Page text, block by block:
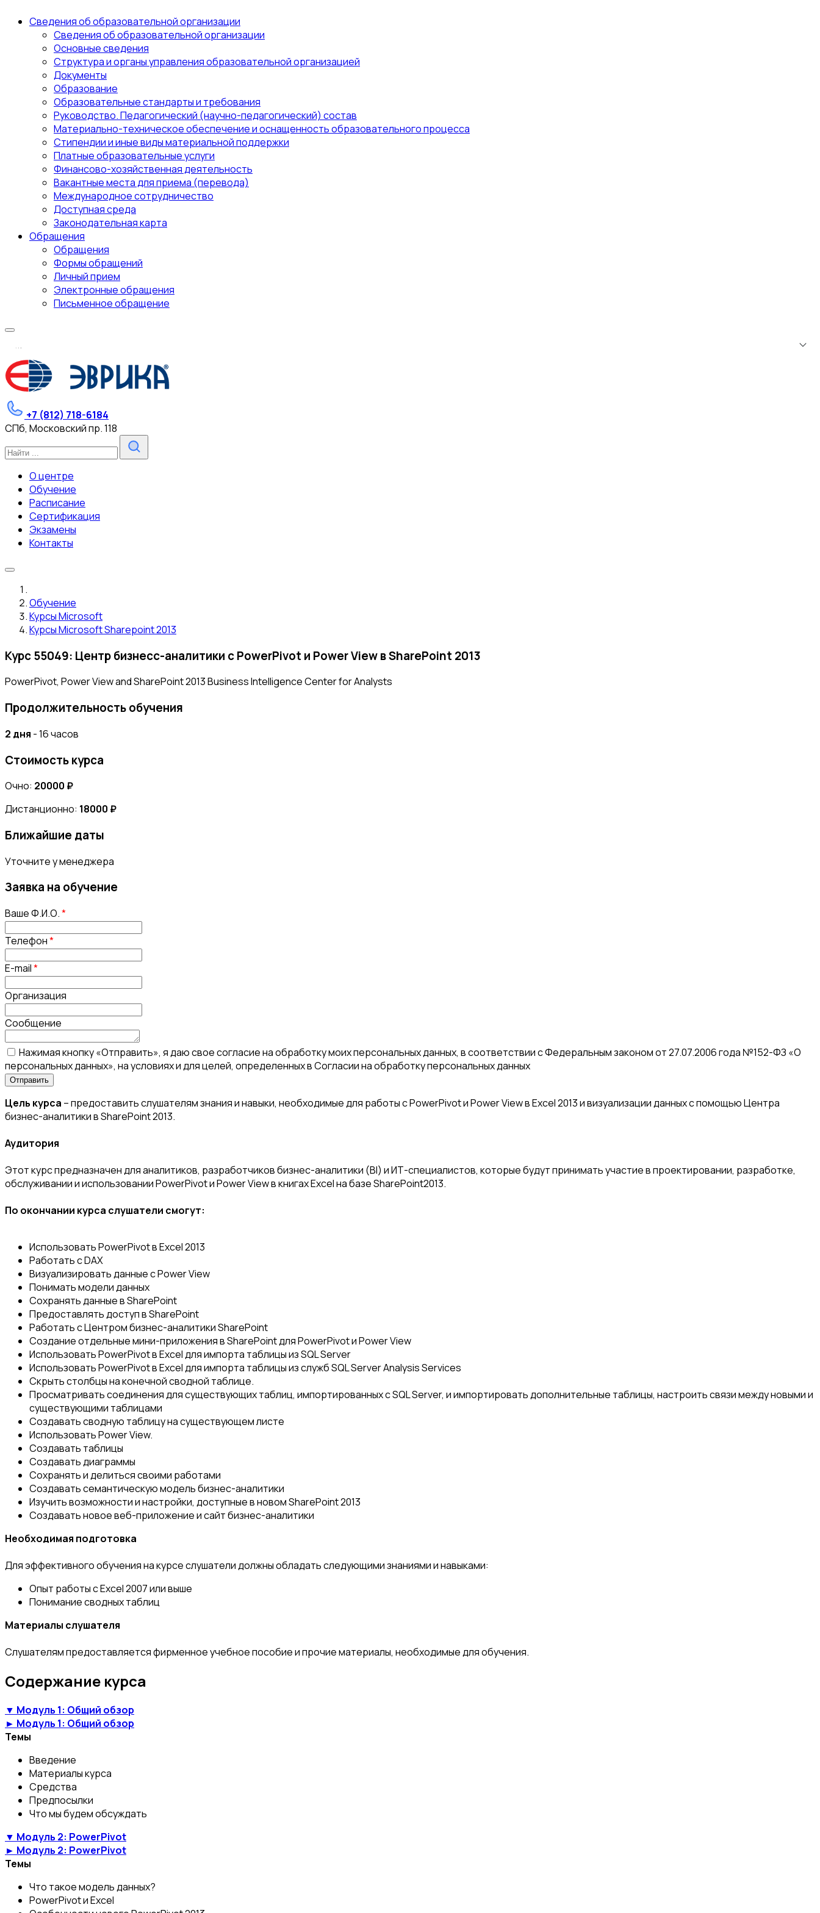
Сведения об образовательной организации
Сведения об образовательной организации
Основные сведения
Структура и органы управления образовательной организацией
Документы
Образование
Образовательные стандарты и требования
Руководство. Педагогический (научно-педагогический) состав
Материально-техническое обеспечение и оснащенность образовательного процесса
Стипендии и иные виды материальной поддержки
Платные образовательные услуги
Финансово-хозяйственная деятельность
Вакантные места для приема (перевода)
Международное сотрудничество
Доступная среда
Законодательная карта
Обращения
Обращения
Формы обращений
Личный прием
Электронные обращения
Письменное обращение
...
+7 (812) 718-6184
СПб, Московский пр. 118
О центре
Обучение
Расписание
Сертификация
Экзамены
Контакты
Обучение
Курсы Microsoft
Курсы Microsoft Sharepoint 2013
Курс 55049: Центр бизнесс-аналитики с PowerPivot и Power View в SharePoint 2013
PowerPivot, Power View and SharePoint 2013 Business Intelligence Center for Analysts
Продолжительность обучения
2 дня - 16 часов
Стоимость курса
Очно: 20000 ₽
Дистанционно: 18000 ₽
Ближайшие даты
Уточните у менеджера
Заявка на обучение
Ваше Ф.И.О.*
Телефон*
E-mail*
Организация
Сообщение
Нажимая кнопку «Отправить», я даю свое согласие на обработку моих персональных данных, в соответствии с Федеральным законом от 27.07.2006 года №152-ФЗ «О
персональных данных», на условиях и для целей, определенных в Согласии на обработку персональных данных
Цель курса – предоставить слушателям знания и навыки, необходимые для работы с PowerPivot и Power View в Excel 2013 и визуализации данных с помощью Центра
бизнес-аналитики в SharePoint 2013.
Аудитория
Этот курс предназначен для аналитиков, разработчиков бизнес-аналитики (BI) и ИТ-специалистов, которые будут принимать участие в проектировании, разработке,
обслуживании и использовании PowerPivot и Power View в книгах Excel на базе SharePoint2013.
По окончании курса слушатели смогут:
Использовать PowerPivot в Excel 2013
Работать с DAX
Визуализировать данные с Power View
Понимать модели данных
Сохранять данные в SharePoint
Предоставлять доступ в SharePoint
Работать с Центром бизнес-аналитики SharePoint
Создание отдельные мини-приложения в SharePoint для PowerPivot и Power View
Использовать PowerPivot в Excel для импорта таблицы из SQL Server
Использовать PowerPivot в Excel для импорта таблицы из служб SQL Server Analysis Services
Скрыть столбцы на конечной сводной таблице.
Просматривать соединения для существующих таблиц, импортированных с SQL Server, и импортировать дополнительные таблицы, настроить связи между новыми и
существующими таблицами
Создавать сводную таблицу на существующем листе
Использовать Power View.
Создавать таблицы
Создавать диаграммы
Сохранять и делиться своими работами
Создавать семантическую модель бизнес-аналитики
Изучить возможности и настройки, доступные в новом SharePoint 2013
Создавать новое веб-приложение и сайт бизнес-аналитики
Необходимая подготовка
Для эффективного обучения на курсе слушатели должны обладать следующими знаниями и навыками:
Опыт работы с Excel 2007 или выше
Понимание сводных таблиц
Материалы слушателя
Слушателям предоставляется фирменное учебное пособие и прочие материалы, необходимые для обучения.
Содержание курса
▼ Модуль 1: Общий обзор
► Модуль 1: Общий обзор
Темы
Введение
Материалы курса
Средства
Предпосылки
Что мы будем обсуждать
▼ Модуль 2: PowerPivot
► Модуль 2: PowerPivot
Темы
Что такое модель данных?
PowerPivot и Excel